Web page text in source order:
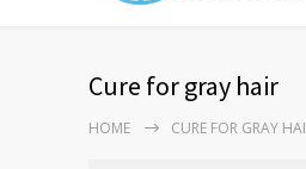
Cure for gray hair
HOME CURE FOR GRAY